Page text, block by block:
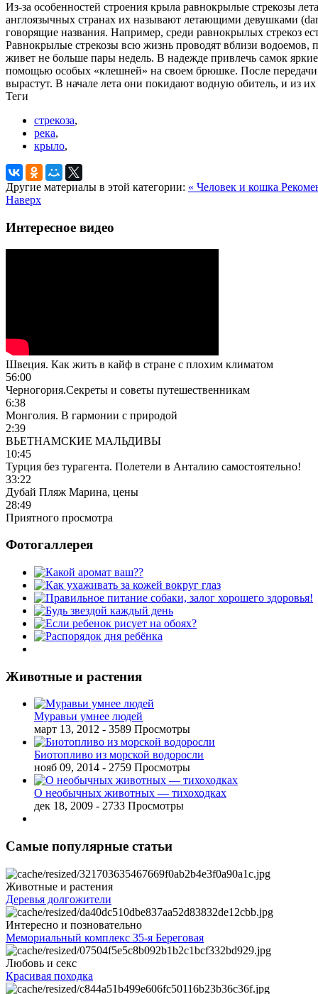
Из-за особенностей строения крыла равнокрылые стрекозы
англоязычных странах их называют летающими девушками
говорящие названия. Например, среди равнокрылых стрекоз
Равнокрылые стрекозы всю жизнь проводят вблизи водоемов,
живет не больше пары недель. В надежде привлечь самок
помощью особых «клешней» на своем брюшке. После
вырастут. В начале лета они покидают водную обитель, и из
Теги
стрекоза,
река,
крыло,
Другие материалы в этой категории: « Человек и кошка
Наверх
Интересное видео
Швеция. Как жить в кайф в стране с плохим климатом
56:00
Черногория.Секреты и советы путешественникам
6:38
Монголия. В гармонии с природой
2:39
ВЬЕТНАМСКИЕ МАЛЬДИВЫ
10:45
Турция без турагента. Полетели в Анталию самостоятельно!
33:22
Дубай Пляж Марина, цены
28:49
Приятного просмотра
Фотогаллерея
Животные и растения
Муравьи умнее людей
март 13, 2012 - 3589 Просмотры
Биотопливо из морской водоросли
нояб 09, 2014 - 2759 Просмотры
О необычных животных — тихоходках
дек 18, 2009 - 2733 Просмотры
Самые популярные статьи
Животные и растения
Деревья долгожители
Интересно и позновательно
Мемориальный комплекс 35-я Береговая
Любовь и секс
Красивая походка